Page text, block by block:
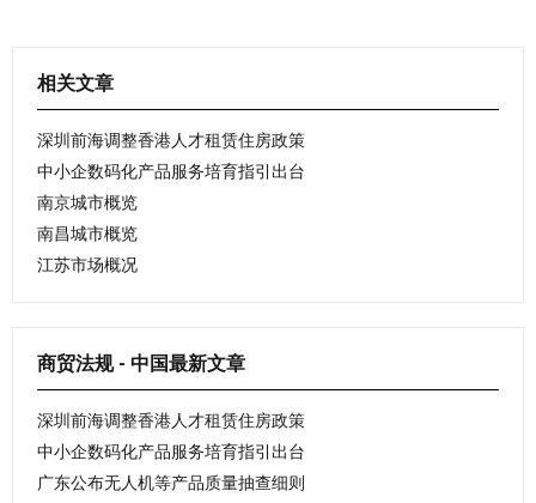
相关文章
深圳前海调整香港人才租赁住房政策
中小企数码化产品服务培育指引出台
南京城市概览
南昌城市概览
江苏市场概况
商贸法规 - 中国最新文章
深圳前海调整香港人才租赁住房政策
中小企数码化产品服务培育指引出台
广东公布无人机等产品质量抽查细则